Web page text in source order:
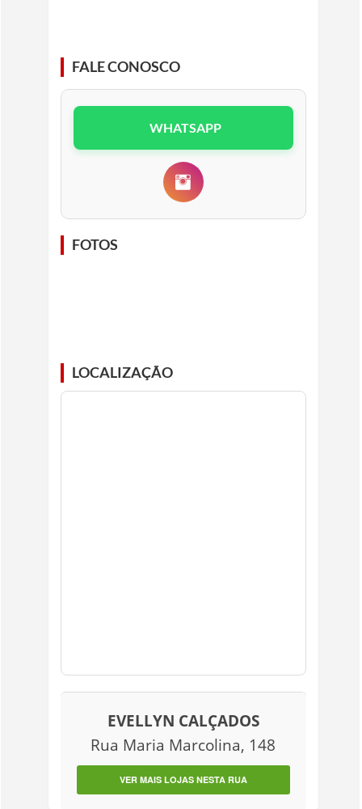
FALE CONOSCO
WHATSAPP
FOTOS
LOCALIZAÇÃO
EVELLYN CALÇADOS
Rua Maria Marcolina, 148
VER MAIS LOJAS NESTA RUA